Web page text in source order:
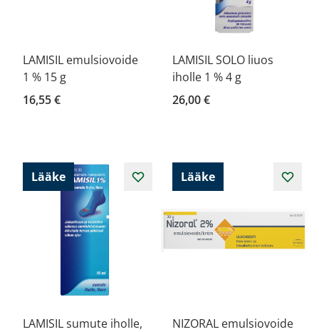
LAMISIL emulsiovoide
1 % 15 g
16,55 €
LAMISIL SOLO liuos
iholle 1 % 4 g
26,00 €
Lääke
LAMISIL sumute iholle,
Lääke
NIZORAL emulsiovoide